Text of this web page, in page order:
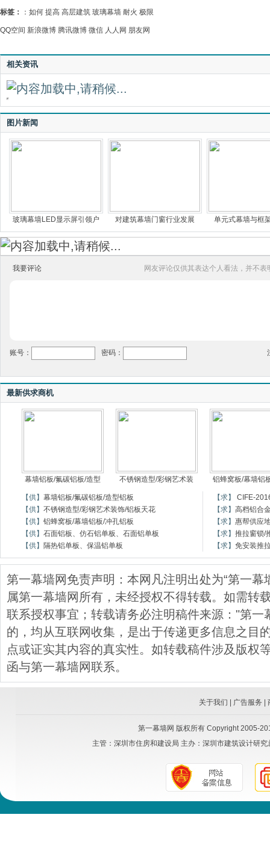
标签： ： 如何 提高 高层建筑 玻璃幕墙 耐火 极限
QQ空间 新浪微博 腾讯微博 微信 人人网 朋友网
相关资讯
图片新闻
玻璃幕墙LED显示屏引领户 对建筑幕墙门窗行业发展 单元式幕墙与框
我要评论 网友评论仅供其表达个人看法，并不
账号： 密码：
最新供求商机
幕墙铝板/氟碳铝板/造型 不锈钢造型/彩钢艺术装 铝蜂窝板/幕墙铝
【供】 幕墙铝板/氟碳铝板/造型铝板
【供】 不锈钢造型/彩钢艺术装饰/铝板天花
【供】 铝蜂窝板/幕墙铝板/冲孔铝板
【供】 石面铝板、仿石铝单板、石面铝单板
【供】 隔热铝单板、保温铝单板
【求】
CIFE-
【求】 高档铝合
【求】 惠帮供应
【求】 推拉窗锁/
【求】 免安装推
第一幕墙网免责声明：本网凡注明出处为“第一幕
属第一幕墙网所有，未经授权不得转载。如需转
联系授权事宜；转载请务必注明稿件来源："第一
的，均从互联网收集，是出于传递更多信息之目
点或证实其内容的真实性。如转载稿件涉及版权
函与第一幕墙网联系。
关于我们 广告服务 |
第一幕墙网 版权所有 Copyright 2005-
主管：深圳市住房和建设局 主办：深圳市建筑设计研